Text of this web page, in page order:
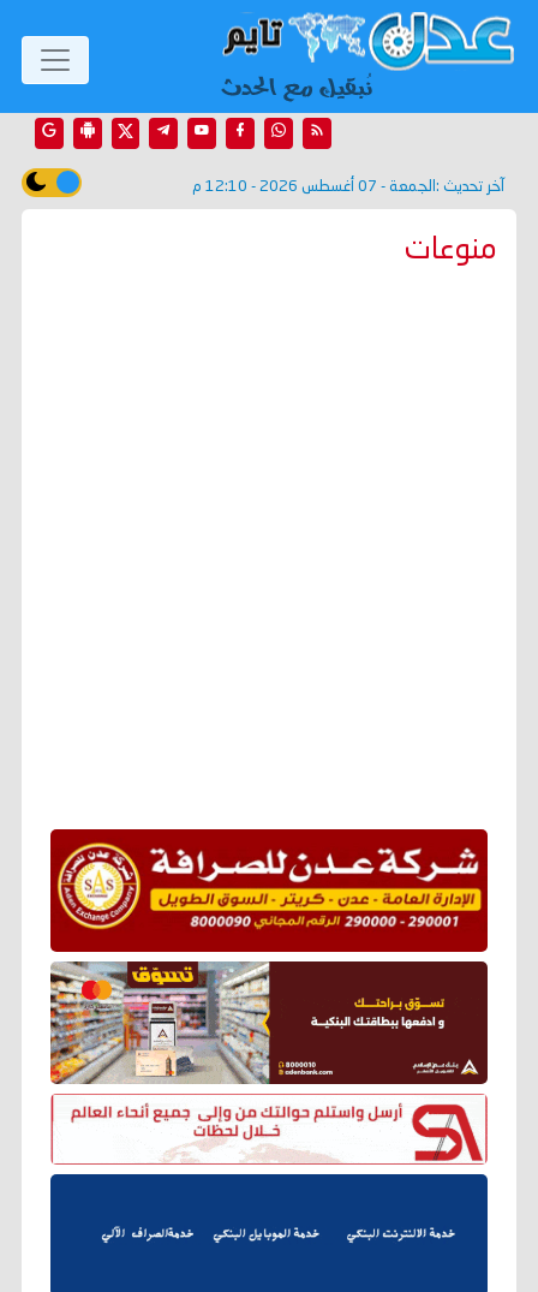
آخر تحديث : الجمعة - 07 أغسطس 2026 - 12:10 م
منوعات